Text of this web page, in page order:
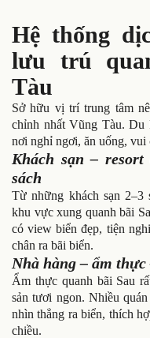
Hệ thống
lưu trú
Tàu
Sở hữu vị trí trung tâm
chỉnh nhất Vũng Tàu. Du
nơi nghỉ ngơi, ăn uống, vui
Khách sạn –
sách
Từ những khách sạn 2–3
khu vực xung quanh bãi
có view biển đẹp, tiện
chân ra bãi biển.
Nhà hàng – ẩm
Ẩm thực quanh bãi Sau
sản tươi ngon. Nhiều
nhìn thẳng ra biển, thích
chiều.